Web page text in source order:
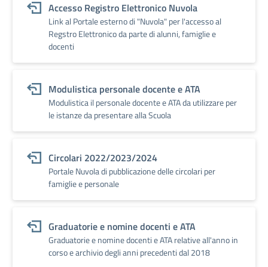
Accesso Registro Elettronico Nuvola
Link al Portale esterno di "Nuvola" per l'accesso al
Regstro Elettronico da parte di alunni, famiglie e
docenti
Modulistica personale docente e ATA
Modulistica il personale docente e ATA da utilizzare per
le istanze da presentare alla Scuola
Circolari 2022/2023/2024
Portale Nuvola di pubblicazione delle circolari per
famiglie e personale
Graduatorie e nomine docenti e ATA
Graduatorie e nomine docenti e ATA relative all'anno in
corso e archivio degli anni precedenti dal 2018